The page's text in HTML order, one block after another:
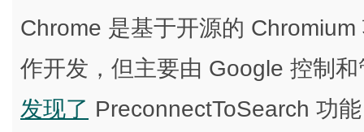
Chrome 是基于开源的
作开发，但主要由 Google 控制
发现了 PreconnectToSearch 功